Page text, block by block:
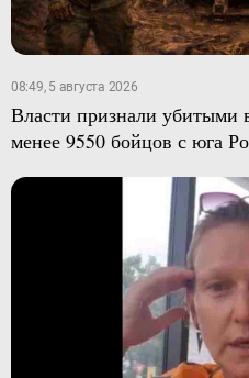
08:49, 5 августа 2026
Власти признали убитыми
менее 9550 бойцов с юга